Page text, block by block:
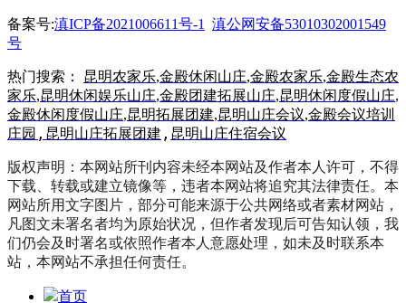
备案号:滇ICP备2021006611号-1
滇公网安备53010302001549
号
热门搜索： 昆明农家乐,金殿休闲山庄,金殿农家乐,金殿生态农
家乐,昆明休闲娱乐山庄,金殿团建拓展山庄,昆明休闲度假山庄,
金殿休闲度假山庄,昆明拓展团建,昆明山庄会议,金殿会议培训
庄园 , 昆明山庄拓展团建 , 昆明山庄住宿会议
版权声明：本网站所刊内容未经本网站及作者本人许可，不得
下载、转载或建立镜像等，违者本网站将追究其法律责任。本
网站所用文字图片，部分可能来源于公共网络或者素材网站，
凡图文未署名者均为原始状况，但作者发现后可告知认领，我
们仍会及时署名或依照作者本人意愿处理，如未及时联系本
站，本网站不承担任何责任。
首页